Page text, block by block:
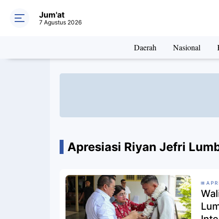
Jum'at
7 Agustus 2026
Daerah Nasional
Apresiasi Riyan Jefri